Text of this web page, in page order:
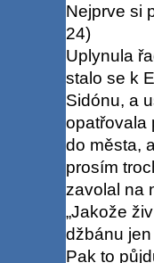
Nejprve si
24)
Uplynula
stalo se k
Sidónu, a
opatřovala
do města,
prosím
zavolal na
„Jakože
džbánu
Pak to